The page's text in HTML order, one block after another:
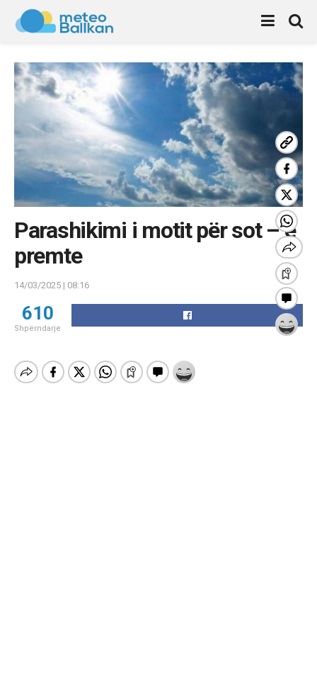
Parashikimi i motit për sot – e
premte
14/03/2025 | 08:16
610
Shpërndarje